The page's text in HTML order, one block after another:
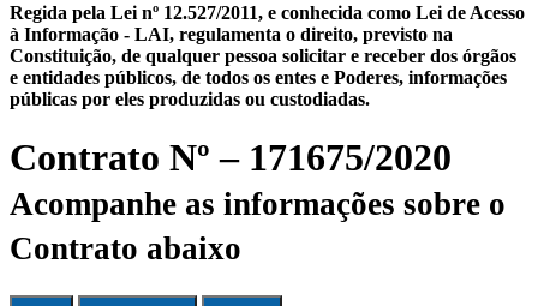
Regida pela Lei nº 12.527/2011, e conhecida como Lei de Acesso
à Informação - LAI, regulamenta o direito, previsto na
Constituição, de qualquer pessoa solicitar e receber dos órgãos
e entidades públicos, de todos os entes e Poderes, informações
públicas por eles produzidas ou custodiadas.
Contrato Nº – 171675/2020
Acompanhe as informações sobre o
Contrato abaixo